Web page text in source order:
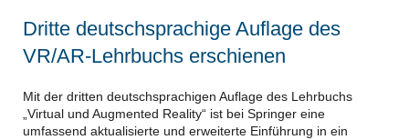
Dritte deutschsprachige Auflage des
VR/AR-Lehrbuchs erschienen
Mit der dritten deutschsprachigen Auflage des Lehrbuchs
„Virtual und Augmented Reality“ ist bei Springer eine
umfassend aktualisierte und erweiterte Einführung in ein